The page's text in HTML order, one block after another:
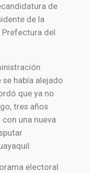
de
de la
del
había alejado
que ya no
tres años
una nueva
electoral